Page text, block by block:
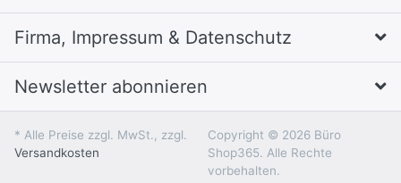
Firma, Impressum & Datenschutz
Newsletter abonnieren
* Alle Preise zzgl. MwSt., zzgl.
Versandkosten
Copyright © 2026 Büro
Shop365. Alle Rechte
vorbehalten.